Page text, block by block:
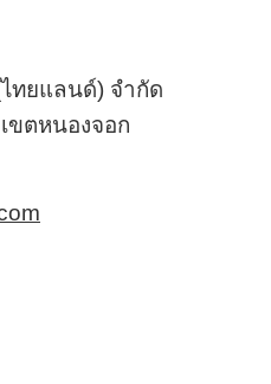
ทยแลนด์) จำกัด
ขตหนองจอก